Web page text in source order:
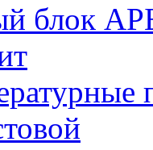
блок